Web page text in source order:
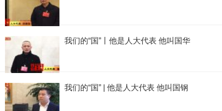
我们的“国”丨他是人大代表 他叫国华
我们的“国” | 他是人大代表 他叫国钢